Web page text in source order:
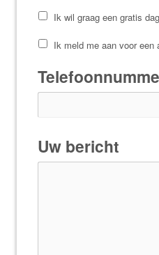
Ik wil graag een gratis
Ik meld me aan voor
Uw bericht